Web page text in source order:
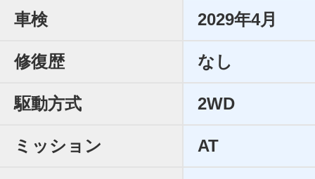
車検 2029年4月
修復歴 なし
駆動方式 2WD
ミッション AT